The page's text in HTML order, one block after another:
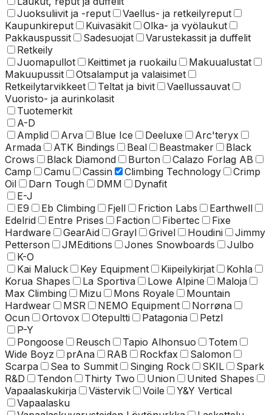
Juoksuliivit ja -reput
Vaellus- ja retkeilyreput
Kaupunkireput
Kuivasäkit
Olka- ja vyölaukut
Pakkauspussit
Sadesuojat
Varustekassit ja duffelit
Retkeily
Juomapullot
Keittimet ja ruokailu
Makuualustat
Makuupussit
Otsalamput ja valaisimet
Retkeilytarvikkeet
Teltat ja bivit
Vaellussauvat
Vuoristo- ja aurinkolasit
Tuotemerkit
A-D
Amplid
Arva Blue Ice Deeluxe
Arc'teryx
Armada
ATK Bindings Beal Beastmaker
Black
Crows
Black Diamond Burton
Calazo Forlag AB
Camp
Camu Cassin Climbing Technology
Crimp
Oil
Darn Tough DMM
Dynafit
E-J
E9
Eb Climbing Fjell Friction Labs
Earthwell
Edelrid
Entre Prises Faction Fibertec
Fixe
Hardware
GearAid Grayl Grivel Houdini
Jimmy
Petterson
JMEditions Jones Snowboards
Julbo
K-O
Kai Maluck
Key Equipment Kiipeilykirjat
Kohla
Korua Shapes
La Sportiva Lowe Alpine
Maloja
Max Climbing
Mizu Mons Royale
Mountain
Hardwear
MSR NEMO Equipment
Norrøna
Ocun
Ortovox Otepultti Patagonia
Petzl
P-Y
Pongoose
Reusch Tapio Alhonsuo
Totem
Wide Boyz
prAna RAB Rockfax
Salomon
Scarpa
Sea to Summit Singing Rock SKIL
Spark
R&D
Tendon Thirty Two Union
United Shapes
Vapaalaskukirja
Västervik Voile
Y&Y Vertical
Vapaalasku